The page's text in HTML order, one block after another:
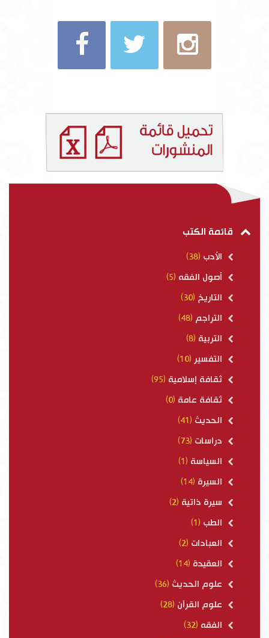
قائمة الكتب
الأدب (38)
أصول الفقه (5)
التاريخ (30)
التراجم (48)
التربية (8)
التفسير (10)
ثقافة إسلامية (95)
ثقافة عامة (0)
الحديث (41)
دراسات (73)
السياسة (1)
السيرة (14)
سيرة ذاتية (2)
الطب (1)
العبادات (2)
العقيدة (14)
علوم الحديث (36)
علوم القرآن (28)
الفقه (32)